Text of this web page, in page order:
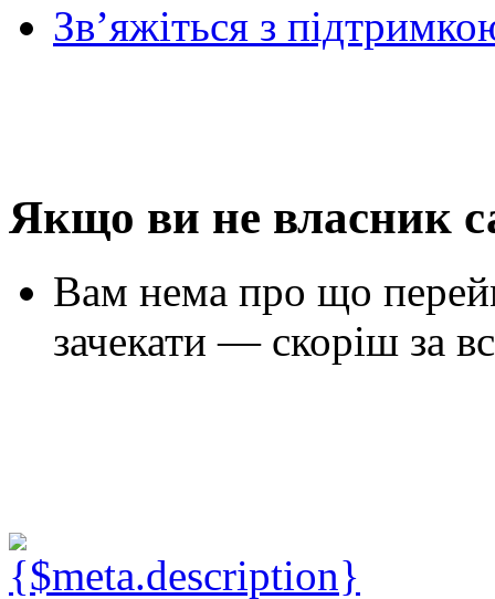
Зв’яжіться з
Якщо ви не власник
Вам нема про що
зачекати — скоріш за